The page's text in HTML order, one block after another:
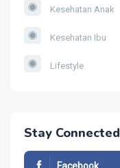
Kesehatan Anak
Kesehatan Ibu
Lifestyle
Stay Connected